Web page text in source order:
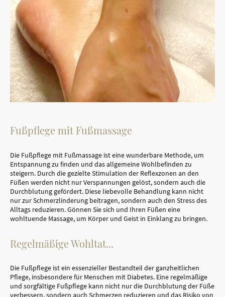
Fußpflege mit Fußmassage
Die Fußpflege mit Fußmassage ist eine wunderbare Methode, um
Entspannung zu finden und das allgemeine Wohlbefinden zu
steigern. Durch die gezielte Stimulation der Reflexzonen an den
Füßen werden nicht nur Verspannungen gelöst, sondern auch die
Durchblutung gefördert. Diese liebevolle Behandlung kann nicht
nur zur Schmerzlinderung beitragen, sondern auch den Stress des
Alltags reduzieren. Gönnen Sie sich und Ihren Füßen eine
wohltuende Massage, um Körper und Geist in Einklang zu bringen.
Regelmäßige Wohltat...
Die Fußpflege ist ein essenzieller Bestandteil der ganzheitlichen
Pflege, insbesondere für Menschen mit Diabetes. Eine regelmäßige
und sorgfältige Fußpflege kann nicht nur die Durchblutung der Füße
verbessern, sondern auch Schmerzen reduzieren und das Risiko von